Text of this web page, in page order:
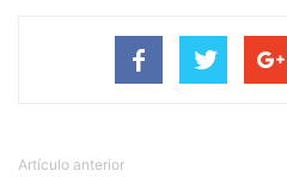
Artículo anterior